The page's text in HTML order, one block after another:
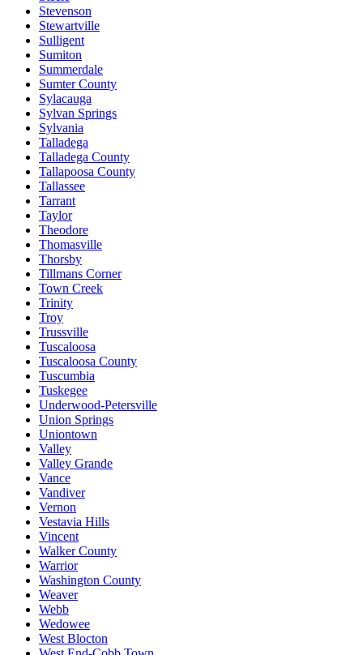
Stevenson
Stewartville
Sulligent
Sumiton
Summerdale
Sumter County
Sylacauga
Sylvan Springs
Sylvania
Talladega
Talladega County
Tallapoosa County
Tallassee
Tarrant
Taylor
Theodore
Thomasville
Thorsby
Tillmans Corner
Town Creek
Trinity
Troy
Trussville
Tuscaloosa
Tuscaloosa County
Tuscumbia
Tuskegee
Underwood-Petersville
Union Springs
Uniontown
Valley
Valley Grande
Vance
Vandiver
Vernon
Vestavia Hills
Vincent
Walker County
Warrior
Washington County
Weaver
Webb
Wedowee
West Blocton